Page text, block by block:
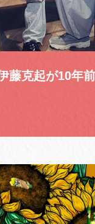
藤克起が10年